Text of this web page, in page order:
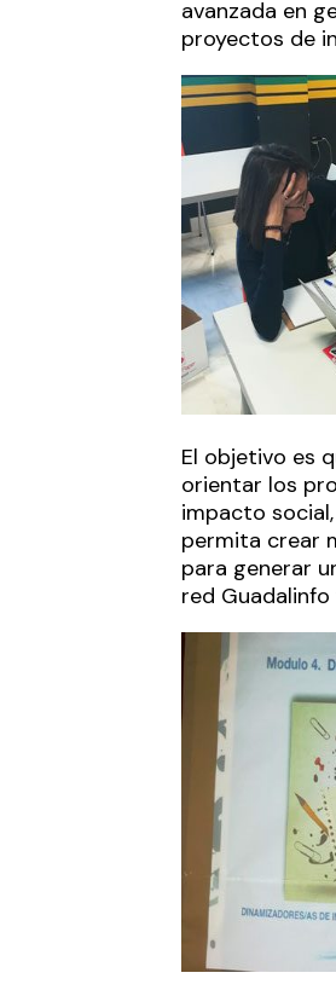
avanzada en
proyectos de
El objetivo es
orientar los
impacto
permita crear
para generar
red